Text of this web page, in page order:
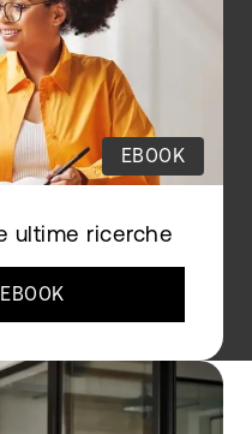
EBOOK
ultime ricerche